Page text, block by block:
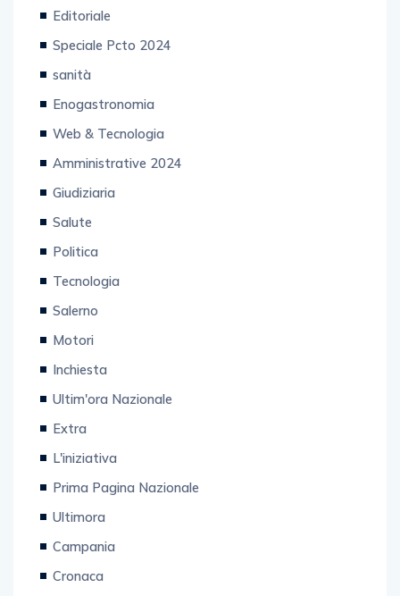
Editoriale
Speciale Pcto 2024
sanità
Enogastronomia
Web & Tecnologia
Amministrative 2024
Giudiziaria
Salute
Politica
Tecnologia
Salerno
Motori
Inchiesta
Ultim'ora Nazionale
Extra
L'iniziativa
Prima Pagina Nazionale
Ultimora
Campania
Cronaca